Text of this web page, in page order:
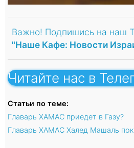
Важно! Подпишись на наш
"Наше Кафе: Новости
Читайте нас в
Статьи по теме:
Главарь ХАМАС приедет в Газу?
Главарь ХАМАС Халед Машаль